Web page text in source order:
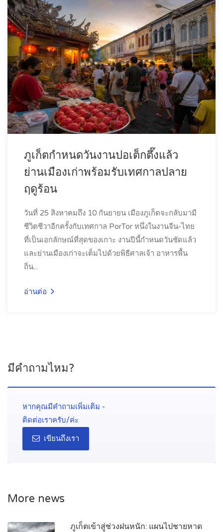
ภูเก็ตกำหนดวันงานปอเต็กตึ๊งแล้ว
ย่านเมืองเก่าพร้อมรับเทศกาลปลาย
ฤดูร้อน
วันที่ 25 สิงหาคมถึง 10 กันยายน เมืองภูเก็ตจะกลับมามี
ชีวิตชีวาอีกครั้งกับเทศกาล PorTor หนึ่งในงานจีน-ไทย
ที่เป็นเอกลักษณ์ที่สุดของเกาะ งานปีนี้กำหนดวันชัดแล้ว
และย่านเมืองเก่าจะเต็มไปด้วยพิธีศาลเจ้า อาหารพื้น
ถิ่น...
อ่านต่อ
มีคำถามไหม?
หากคุณมีคำถามเพิ่มเติม -
ติดต่อเราครับ/ค่ะ
เขียนถึงเรา
More news
ภูเก็ตเข้าสู่ช่วงฝนหนัก: แผนไปชายหาด